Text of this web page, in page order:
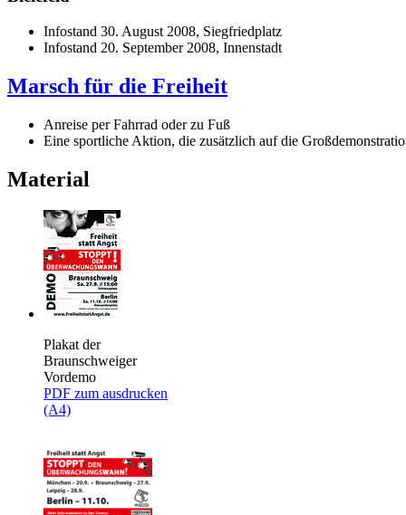
Infostand 30. August 2008, Siegfriedplatz
Infostand 20. September 2008, Innenstadt
Marsch für die Freiheit
Anreise per Fahrrad oder zu Fuß
Eine sportliche Aktion, die zusätzlich auf die
Material
Plakat der
Braunschweiger
Vordemo
PDF zum ausdrucken
(A4)